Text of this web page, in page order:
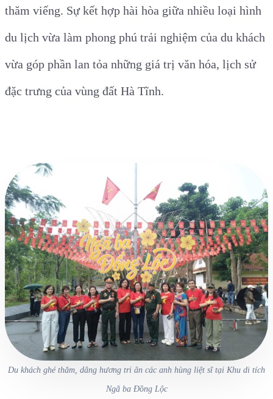
thăm viếng. Sự kết hợp hài hòa giữa nhiều loại hình
du lịch vừa làm phong phú trải nghiệm của du khách
vừa góp phần lan tỏa những giá trị văn hóa, lịch sử
đặc trưng của vùng đất Hà Tĩnh.
Du khách ghé thăm, dâng hương tri ân các anh hùng liệt sĩ tại Khu di tích
Ngã ba Đồng Lộc